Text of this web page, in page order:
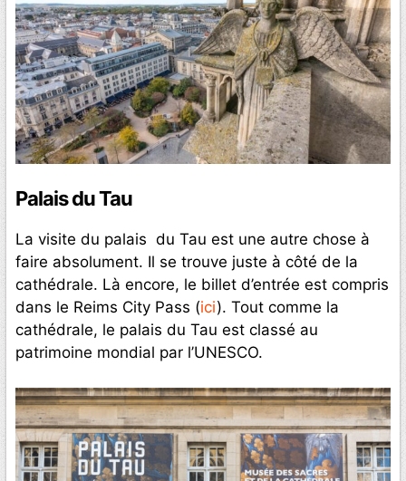
Palais du Tau
La visite du palais du Tau est une autre chose à
faire absolument. Il se trouve juste à côté de la
cathédrale. Là encore, le billet d’entrée est compris
dans le Reims City Pass (ici). Tout comme la
cathédrale, le palais du Tau est classé au
patrimoine mondial par l’UNESCO.